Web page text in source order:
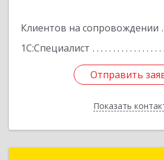
Клиентов на сопровождении
1С:Специалист
Отправить
Показать
Отправить
Назад